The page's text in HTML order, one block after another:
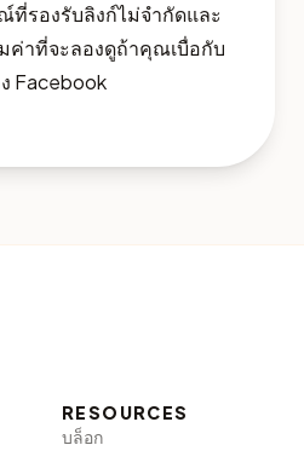
ที่รองรับลิงก์ไม่จำกัดและ
ค่าที่จะลองดูถ้าคุณเบื่อกับ
Facebook
RESOURCES
บล็อก